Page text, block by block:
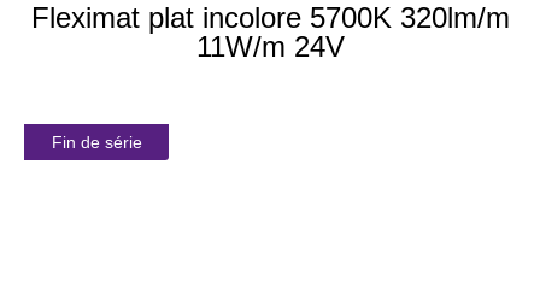
Fleximat plat incolore 5700K 320lm/m
11W/m 24V
Fin de série